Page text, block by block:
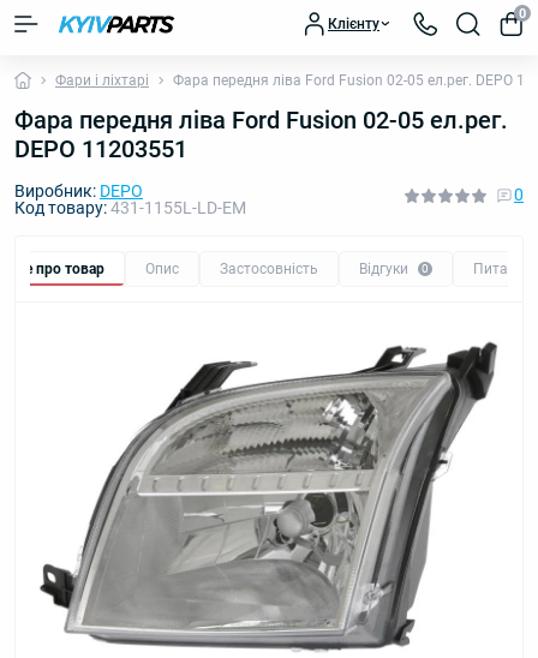
Клієнту
0
Фари і ліхтарі Фара передня ліва Ford Fusion 02-05 ел.рег. DEPO
Фара передня ліва Ford Fusion 02-05 ел.рег.
DEPO 11203551
Виробник: DEPO
Код товару:431-1155L-LD-EM
0
Все про товар Опис Застосовність Відгуки 0 Питання